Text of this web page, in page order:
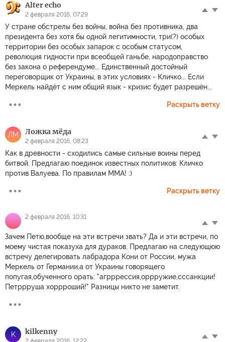
Alter echo
2 февраля 2016, 07:29
У стране обстрелы без войны, война без противника, два
президента без хотя бы одной легитимности, три(?) особых
территории без особых запарок с особым статусом,
революция гидности при всеобщей ганьбе, народоправство
без закона о референдуме... Единственный достойный
переговорщик от Украины, в этих условиях - Кличко... Если
Меркель найдёт с ним общий язык - кризис будет разрешён...
Раскрыть ветку
ЛМ Ложка мёда
2 февраля 2016, 08:23
Как в древности - сходились самые сильные воины перед
битвой. Предлагаю поединок известных политиков: Кличко
против Валуева. По правилам ММА! :)
Раскрыть ветку
2 февраля 2016, 10:31
Зачем Петю,вообще на эти встречи звать? Да и эти встречи, по
моему чистая показуха для дураков. Предлагаю на следующюю
встречу делегировать лабрадора Кони от России, мужа
Меркель от Германии,а от Украины говорящего
попугая,обученного орать: "агрррессия,оррружие,сссанкции!
Петррруша хоррроший!" Разницы никто не заметит.
K kilkenny